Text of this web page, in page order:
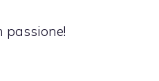
passione!